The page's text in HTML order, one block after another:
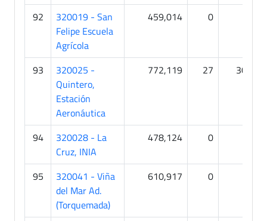
92
320019 - San
Felipe Escuela
Agrícola
459,014 0
93
320025 -
Quintero,
Estación
Aeronáutica
772,119 27 308
94
320028 - La
Cruz, INIA
478,124 0
95
320041 - Viña
del Mar Ad.
(Torquemada)
610,917 0